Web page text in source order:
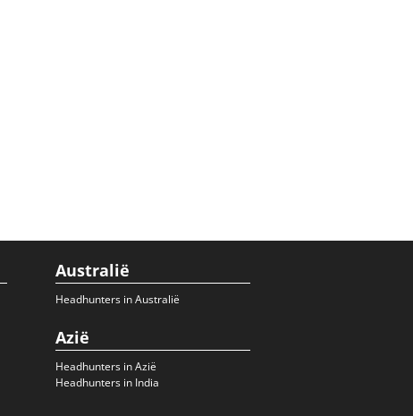
Australië
Headhunters in Australië
Azië
Headhunters in Azië
Headhunters in India